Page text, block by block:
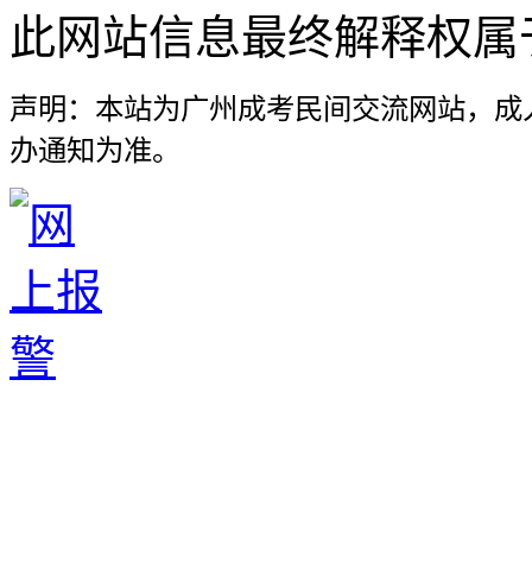
此网站信息最终解释权
声明：本站为广州成考民间交流网站，
办通知为准。